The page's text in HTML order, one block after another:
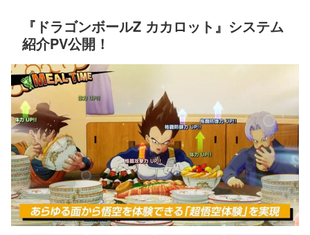
『ドラゴンボールZ カカロット』システム
紹介PV公開！